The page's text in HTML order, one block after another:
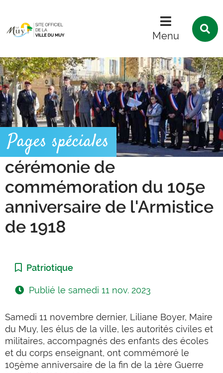
Menu
Pages spéciales
cérémonie de
commémoration du 105e
anniversaire de l'Armistice
de 1918
Catégorie :
Patriotique
Publié le samedi 11 nov. 2023
Samedi 11 novembre dernier, Liliane Boyer, Maire
du Muy, les élus de la ville, les autorités civiles et
militaires, accompagnés des enfants des écoles
et du corps enseignant, ont commémoré le
105ème anniversaire de la fin de la 1ère Guerre